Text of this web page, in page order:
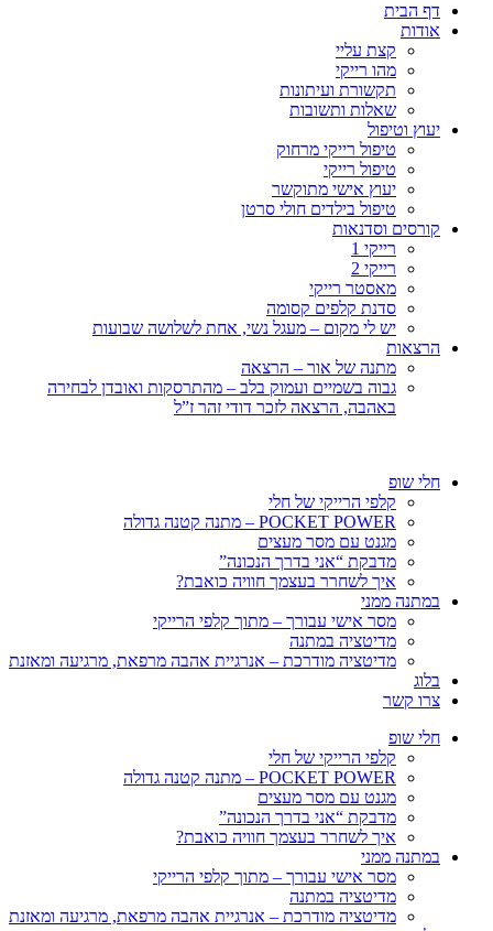
דף הבית
אודות
קצת עליי
מהו רייקי
תקשורת ועיתונות
שאלות ותשובות
יעוץ וטיפול
טיפול רייקי מרחוק
טיפול רייקי
יעוץ אישי מתוקשר
טיפול בילדים חולי סרטן
קורסים וסדנאות
רייקי 1
רייקי 2
מאסטר רייקי
סדנת קלפים קסומה
יש לי מקום – מעגל נשי, אחת לשלושה שבועות
הרצאות
מתנה של אור – הרצאה
גבוה בשמיים ועמוק בלב – מהתרסקות ואובדן לבחירה
באהבה, הרצאה לזכר דודי זהר ז”ל
חלי שופ
קלפי הרייקי של חלי
POCKET POWER – מתנה קטנה גדולה
מגנט עם מסר מעצים
מדבקת “אני בדרך הנכונה”
איך לשחרר בעצמך חוויה כואבת?
במתנה ממני
מסר אישי עבורך – מתוך קלפי הרייקי
מדיטציה במתנה
מדיטציה מודרכת – אנרגיית אהבה מרפאת, מרגיעה ומאזנת
בלוג
צרו קשר
חלי שופ
קלפי הרייקי של חלי
POCKET POWER – מתנה קטנה גדולה
מגנט עם מסר מעצים
מדבקת “אני בדרך הנכונה”
איך לשחרר בעצמך חוויה כואבת?
במתנה ממני
מסר אישי עבורך – מתוך קלפי הרייקי
מדיטציה במתנה
מדיטציה מודרכת – אנרגיית אהבה מרפאת, מרגיעה ומאזנת